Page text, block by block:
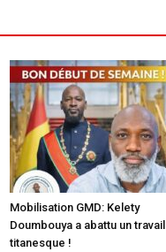
Mobilisation GMD: Kelety
Doumbouya a abattu un travail
titanesque !